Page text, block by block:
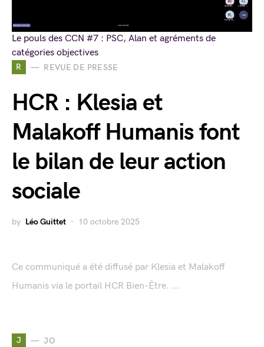
R REVUE DE PRESSE
HCR : Klesia et
Malakoff Humanis font
le bilan de leur action
sociale
by Léo Guittet 10 octobre 2025
Ce communiqué a été diffusé par Klesia et Malakoff
Humanis via le portail HCR Bien-Être. ...
J JO
Le pouls des CCN #7 : PSC, Alan et agréments de
catégories objectives